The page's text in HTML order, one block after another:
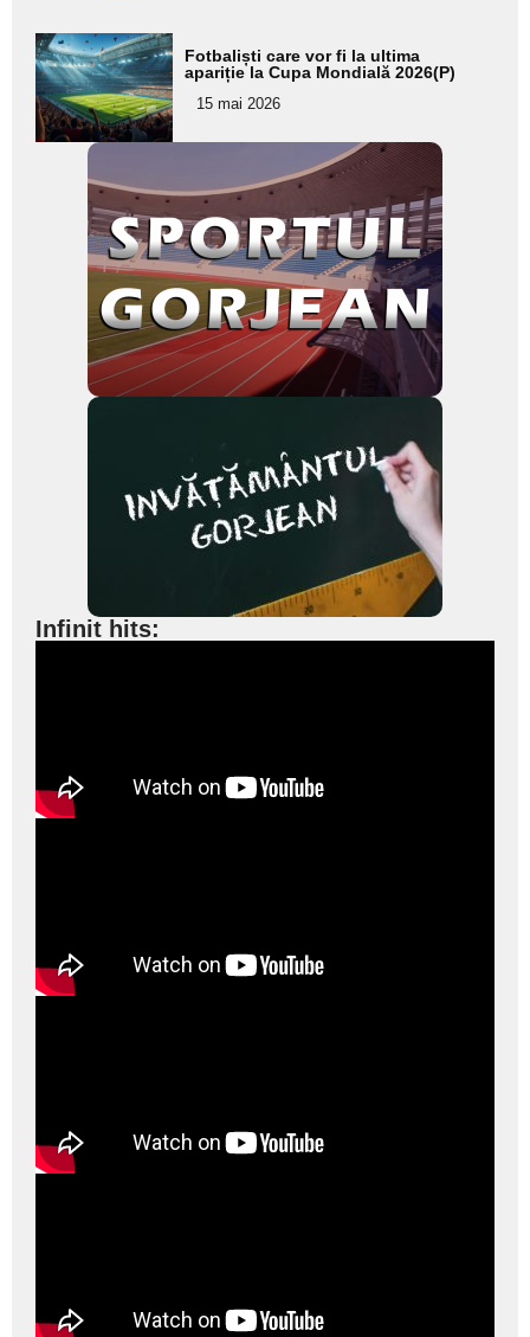
Adaugă
aici textul
pentru
subtitlu
Fotbaliști care vor fi la ultima
apariție la Cupa Mondială 2026(P)
15 mai 2026
Infinit hits: